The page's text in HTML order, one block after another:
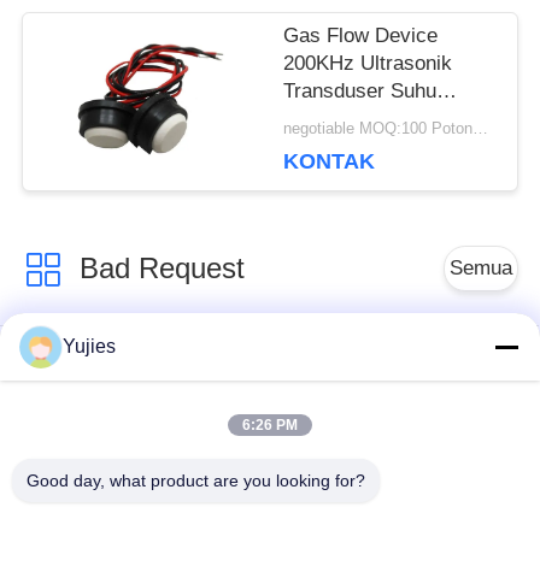
Gas Flow Device
200KHz Ultrasonik
Transduser Suhu
Operasional Lebar
negotiable MOQ:100 Potongan / potongan
KONTAK
Bad Request Semua
PZT Ultrasonik
Transduser
Ultrasonik Medis
Pembersihan
Sensor Tingkat
Yujies
6:26 PM
Good day, what product are you looking for?